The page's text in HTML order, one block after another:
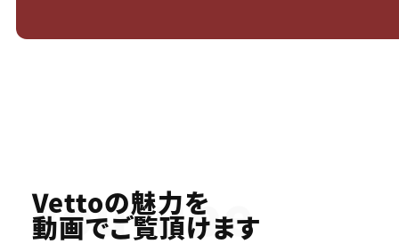
Youtube
Vettoの魅力を
動画でご覧頂けます